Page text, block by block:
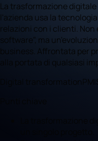
La trasformazione
l'azienda usa la
relazioni con i clienti.
software", ma
business. Affrontata per
alla portata di qualsiasi
Digital transformation PMI